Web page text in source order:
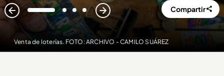
Venta de loterías. FOTO: ARCHIVO - CAMILO SUÁREZ
1 2 3 4 Compartir